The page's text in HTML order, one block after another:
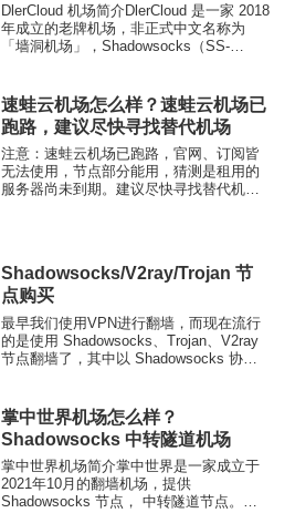
DlerCloud 机场简介DlerCloud 是一家 2018
年成立的老牌机场，非正式中文名称为
「墙洞机场」，Shadowsocks（SS-
自...
速蛙云机场怎么样？速蛙云机场已
跑路，建议尽快寻找替代机场
注意：速蛙云机场已跑路，官网、订阅皆
无法使用，节点部分能用，猜测是租用的
服务器尚未到期。建议尽快寻找替代机场
Shadowsocks/V2ray/Trojan 节
点购买
最早我们使用VPN进行翻墙，而现在流行
的是使用 Shadowsocks、Trojan、V2ray
节点翻墙了，其中以 Shadowsocks 协议
同样优异。润土分享就分...
掌中世界机场怎么样？
Shadowsocks 中转隧道机场
掌中世界机场简介掌中世界是一家成立于
2021年10月的翻墙机场，提供
Shadowsocks 节点， 中转隧道节点。官